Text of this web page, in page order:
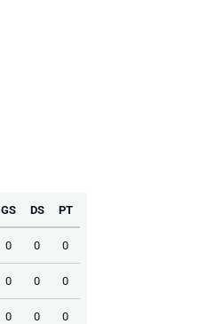
GS DS PT
0 0 0
0 0 0
0 0 0